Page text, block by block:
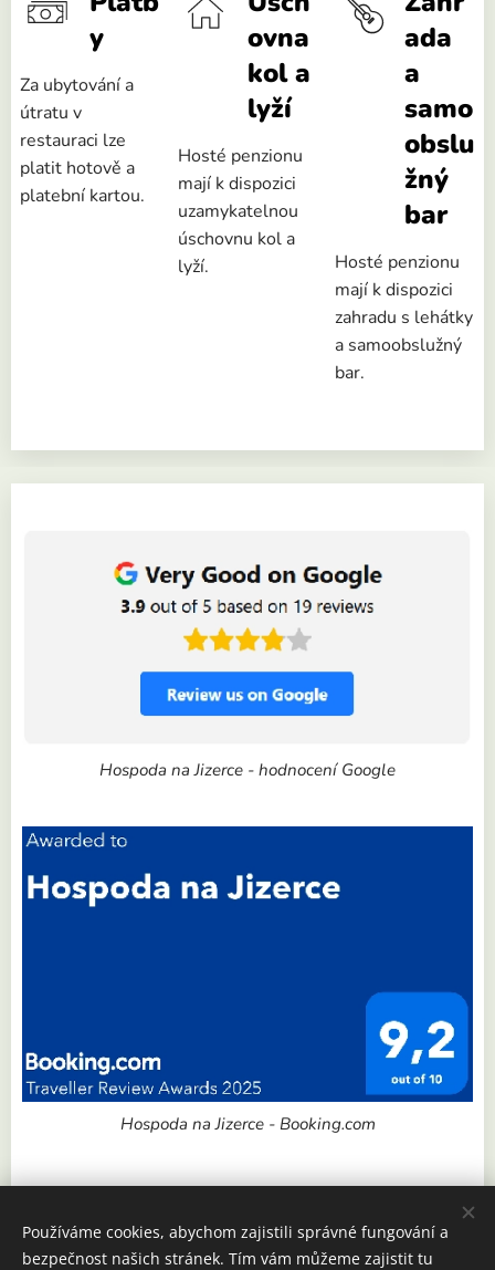
y
Za ubytování a
útratu v
restauraci lze
platit hotově a
platební kartou.
ovna
kol a
lyží
Hosté penzionu
mají k dispozici
uzamykatelnou
úschovnu kol a
lyží.
ada
a
samo
obslu
žný
bar
Hosté penzionu
mají k dispozici
zahradu s lehátky
a samoobslužný
bar.
Hospoda na Jizerce - hodnocení Google
Hospoda na Jizerce - Booking.com
Používáme cookies, abychom zajistili správné fungování a
bezpečnost našich stránek. Tím vám můžeme zajistit tu